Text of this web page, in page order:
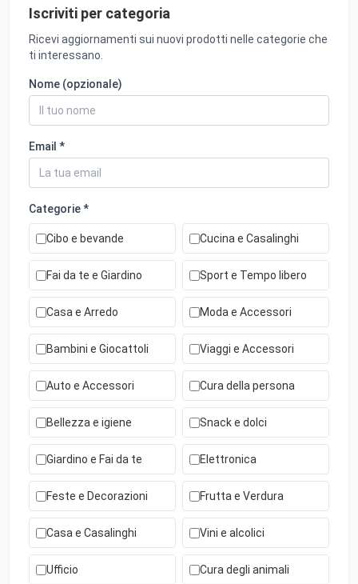
Iscriviti per categoria
Ricevi aggiornamenti sui nuovi prodotti nelle categorie che
ti interessano.
Nome (opzionale)
Email *
Categorie *
Cibo e bevande Cucina e Casalinghi
Fai da te e Giardino Sport e Tempo libero
Casa e Arredo Moda e Accessori
Bambini e Giocattoli Viaggi e Accessori
Auto e Accessori Cura della persona
Bellezza e igiene Snack e dolci
Giardino e Fai da te Elettronica
Feste e Decorazioni Frutta e Verdura
Casa e Casalinghi Vini e alcolici
Ufficio Cura degli animali